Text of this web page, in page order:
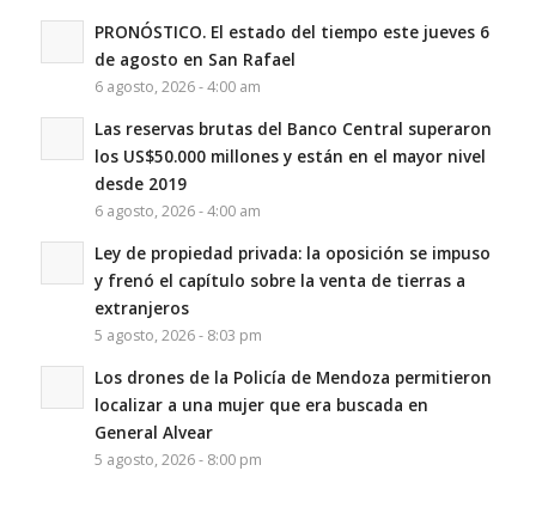
PRONÓSTICO. El estado del tiempo este jueves 6
de agosto en San Rafael
6 agosto, 2026 - 4:00 am
Las reservas brutas del Banco Central superaron
los US$50.000 millones y están en el mayor nivel
desde 2019
6 agosto, 2026 - 4:00 am
Ley de propiedad privada: la oposición se impuso
y frenó el capítulo sobre la venta de tierras a
extranjeros
5 agosto, 2026 - 8:03 pm
Los drones de la Policía de Mendoza permitieron
localizar a una mujer que era buscada en
General Alvear
5 agosto, 2026 - 8:00 pm